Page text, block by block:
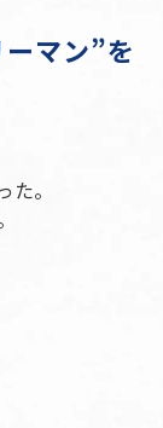
マン”を
。